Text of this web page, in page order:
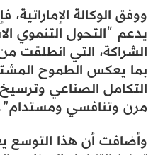
ووفق الوكالة
يدعم “التحول التنموي
بما يعكس الطموح
التكامل الصناعي
مرن وتنافسي
وأضافت أن هذا التوسع